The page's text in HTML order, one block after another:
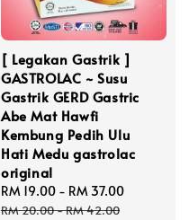
[ Legakan Gastrik ]
GASTROLAC ~ Susu
Gastrik GERD Gastric
Abe Mat Hawfi
Kembung Pedih Ulu
Hati Medu gastrolac
original
Sale
price
RM 19.00 - RM 37.00
RM 20.00-RM 42.00